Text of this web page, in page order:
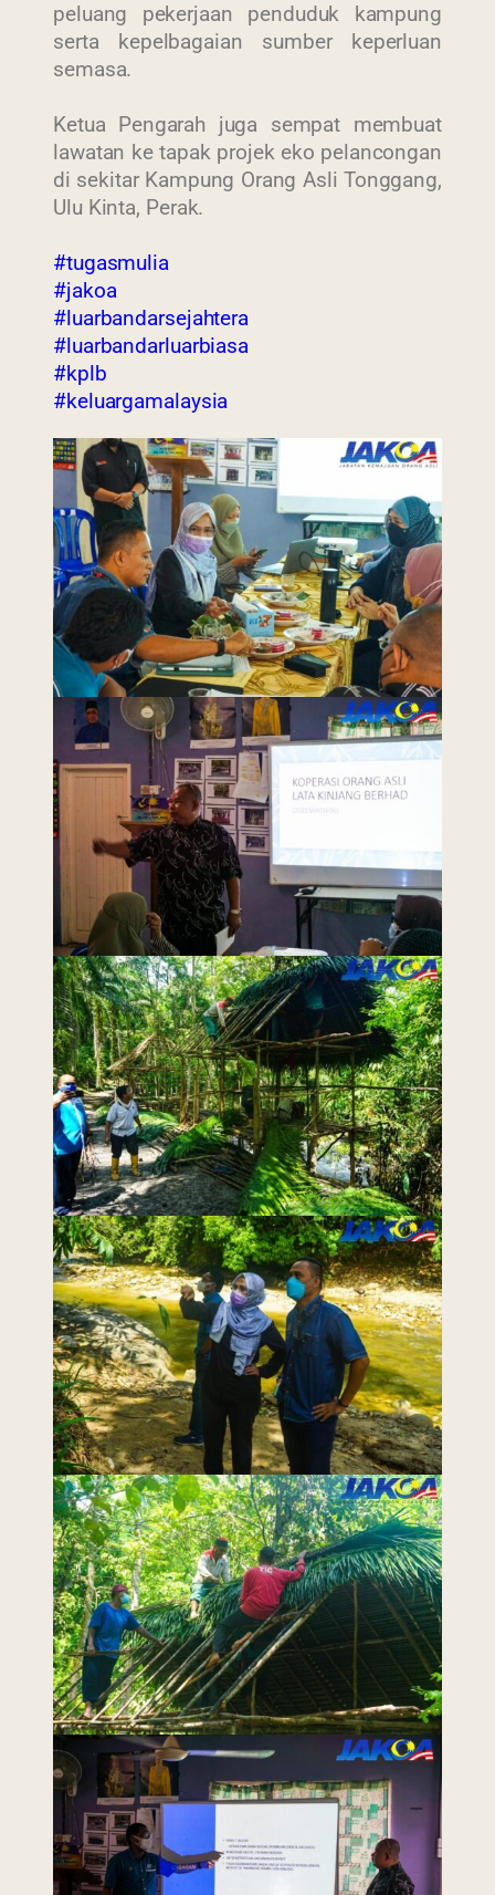
peluang pekerjaan penduduk kampung
serta kepelbagaian sumber keperluan
semasa.
Ketua Pengarah juga sempat membuat
lawatan ke tapak projek eko pelancongan
di sekitar Kampung Orang Asli Tonggang,
Ulu Kinta, Perak.
#tugasmulia
#jakoa
#luarbandarsejahtera
#luarbandarluarbiasa
#kplb
#keluargamalaysia